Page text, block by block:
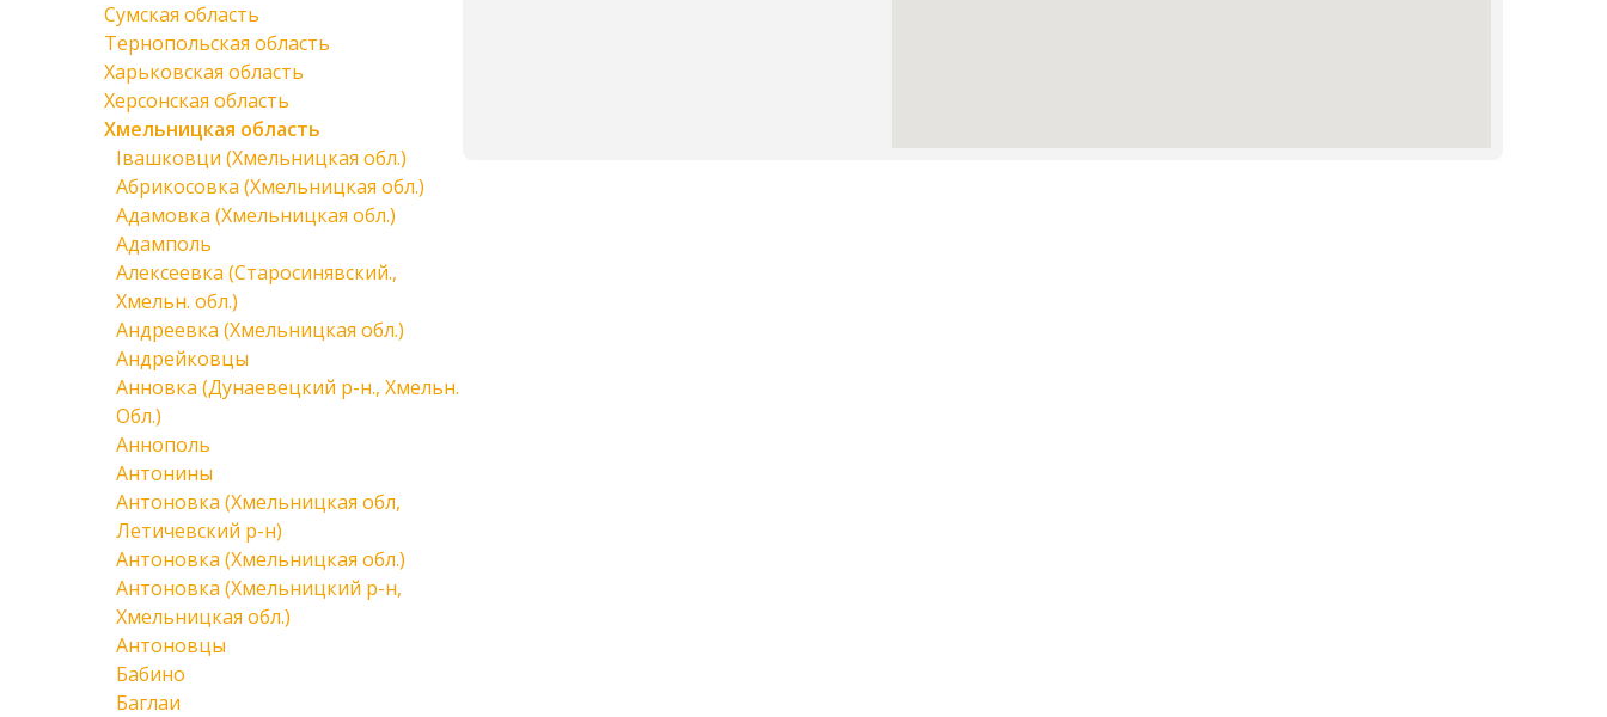
Сумская область
Тернопольская область
Харьковская область
Херсонская область
Хмельницкая область
Івашковци (Хмельницкая обл.)
Абрикосовка (Хмельницкая обл.)
Адамовка (Хмельницкая обл.)
Адамполь
Алексеевка (Старосинявский.,
Хмельн. обл.)
Андреевка (Хмельницкая обл.)
Андрейковцы
Анновка (Дунаевецкий р-н., Хмельн.
Обл.)
Аннополь
Антонины
Антоновка (Хмельницкая обл,
Летичевский р-н)
Антоновка (Хмельницкая обл.)
Антоновка (Хмельницкий р-н,
Хмельницкая обл.)
Антоновцы
Бабино
Баглаи